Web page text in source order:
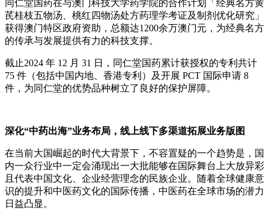
同仁堂国药在与澳门科技大学药学院的合作计划「经典名方黄
芪桂枝五物汤、桃红四物汤处方药理学考证及制剂优化研究」
获得澳门特区政府资助，总额达1200余万澳门元，为经典名方
的传承与发展提供有力的科技支撑。
截止2024 年 12 月 31 日，同仁堂国药累计获授权的专利共计
75 件（包括中国内地、香港专利）及开展 PCT 国际申请 8
件，为同仁堂的优势品种树立了良好的保护屏障。
深化“中药出海”业务布局，线上线下多渠道拓展业务版图
在当前大国崛起的时代大背景下，不容置疑的一个趋势是，国
内一众行业中一定会涌现出一大批能够在国际舞台上大放异彩
且代表中国文化、企业经营理念的民族企业。随着全球健康意
识的提升和中医药文化的国际传播，中医药在全球市场的潜力
日益凸显。